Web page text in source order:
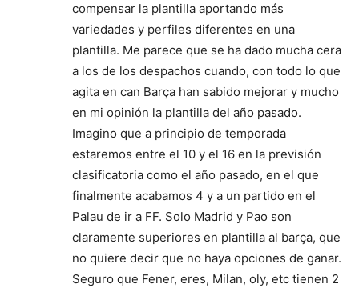
compensar la plantilla aportando más
variedades y perfiles diferentes en una
plantilla. Me parece que se ha dado mucha cera
a los de los despachos cuando, con todo lo que
agita en can Barça han sabido mejorar y mucho
en mi opinión la plantilla del año pasado.
Imagino que a principio de temporada
estaremos entre el 10 y el 16 en la previsión
clasificatoria como el año pasado, en el que
finalmente acabamos 4 y a un partido en el
Palau de ir a FF. Solo Madrid y Pao son
claramente superiores en plantilla al barça, que
no quiere decir que no haya opciones de ganar.
Seguro que Fener, eres, Milan, oly, etc tienen 2